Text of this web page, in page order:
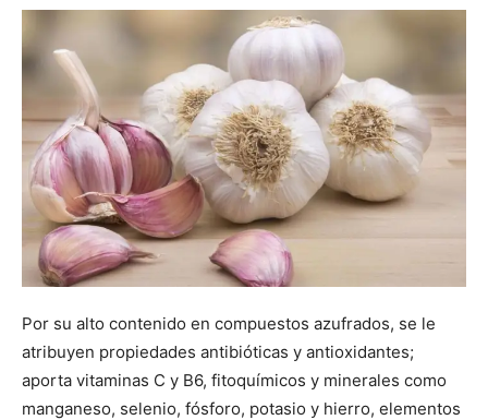
Por su alto contenido en compuestos azufrados, se le
atribuyen propiedades antibióticas y antioxidantes;
aporta vitaminas C y B6, fitoquímicos y minerales como
manganeso, selenio, fósforo, potasio y hierro, elementos